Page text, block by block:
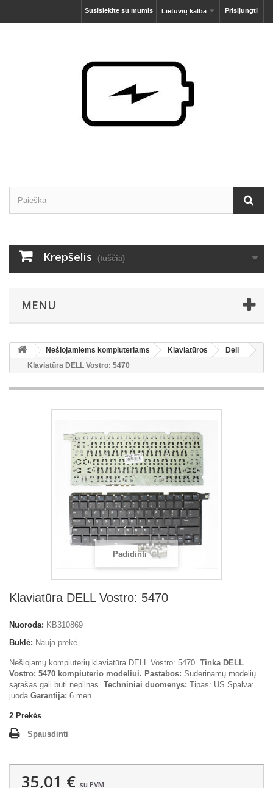
Prisijungti
Lietuvių kalba
Susisiekite su mumis
Krepšelis (tuščia)
MENU
Nešiojamiems kompiuteriams Klaviatūros
Dell
Klaviatūra DELL Vostro: 5470
Padidinti
Klaviatūra DELL Vostro: 5470
Nuoroda: KB310869
Būklė: Nauja prekė
Nešiojamų kompiuterių klaviatūra DELL Vostro: 5470. Tinka DELL
Vostro: 5470 kompiuterio modeliui. Pastabos: Suderinamų modelių
sąrašas gali būti nepilnas. Techniniai duomenys: Tipas: US Spalva:
juoda Garantija: 6 mėn.
2 Prekės
Spausdinti
35,01 € su PVM